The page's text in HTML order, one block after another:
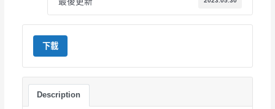
下載
Description